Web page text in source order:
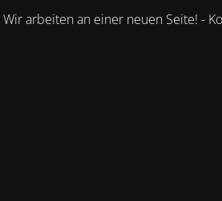
Wir arbeiten an einer neuen Seite! -